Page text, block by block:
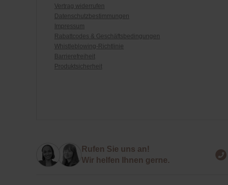
Vertrag widerrufen
Datenschutzbestimmungen
Impressum
Rabattcodes & Geschäftsbedingungen
Whistleblowing-Richtlinie
Barrierefreiheit
Produktsicherheit
Rufen Sie uns an!
Wir helfen Ihnen gerne.